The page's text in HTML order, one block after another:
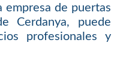
empresa de puertas
Cerdanya, puede
profesionales y